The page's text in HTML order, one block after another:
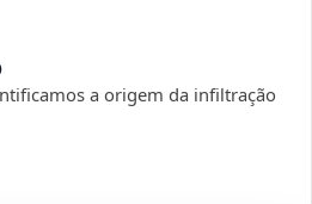
a origem da infiltração